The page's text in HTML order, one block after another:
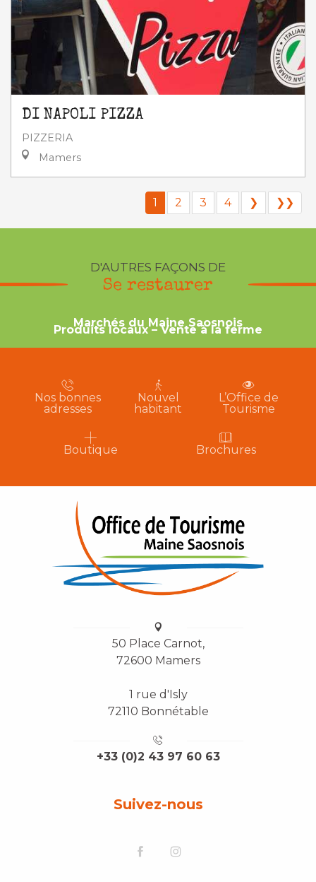
DI NAPOLI PIZZA
PIZZERIA
Mamers
1 2 3 4 ❯ ❯❯
D'AUTRES FAÇONS DE
Se restaurer
Marchés du Maine Saosnois
Produits locaux – Vente à la ferme
Nos bonnes
adresses
Nouvel
habitant
L’Office de
Tourisme
Boutique Brochures
50 Place Carnot,
72600 Mamers
1 rue d'Isly
72110 Bonnétable
+33 (0)2 43 97 60 63
Suivez-nous